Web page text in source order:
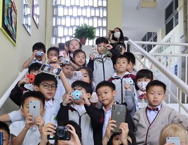
時間 在書海中自由探索，體驗沉浸閱讀的樂趣。
解鎖「借閱小達人」成就 學會操作自助借書機、
尋書籍資訊！慢慢成為能獨立完成借閱的小能手。
感謝各位家長的同行，讓同學們的閱讀之旅更添快
樂。🥰 #CPS #creativeprimaryschool #活學啓思
#ibworldschool #ieschool #BBL #cpspyp
#empoweryourself #createyourfuture #futurekids